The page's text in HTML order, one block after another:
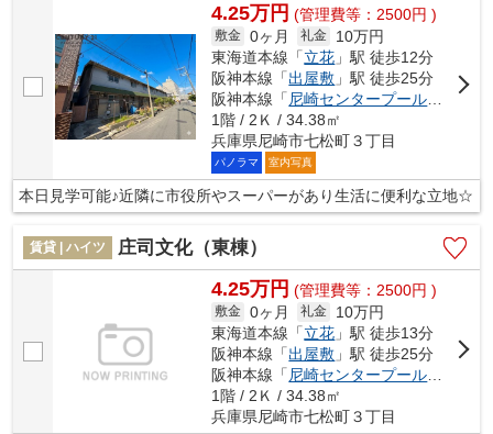
4.25万円 (管理費等：2500円 )
敷金 0ヶ月 礼金
10万円
東海道本線「立花 」駅 徒歩12分
阪神本線「出屋敷 」駅 徒歩25分
阪神本線「 尼崎センタープール前
」駅
1階 / 2Ｋ / 34.38㎡
兵庫県尼崎市七松町３丁目
パノラマ 室内写真
本日見学可能♪近隣に市役所やスーパーがあり生活に便利な立地☆
賃貸 | ハイツ 庄司文化（東棟）
4.25万円 (管理費等：2500円 )
敷金 0ヶ月 礼金
10万円
東海道本線「立花 」駅 徒歩13分
阪神本線「出屋敷 」駅 徒歩25分
阪神本線「 尼崎センタープール前
1階 / 2Ｋ / 34.38㎡
兵庫県尼崎市七松町３丁目